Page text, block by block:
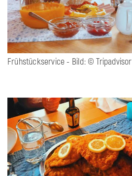
Frühstückservice - Bild: © Tripadvisor